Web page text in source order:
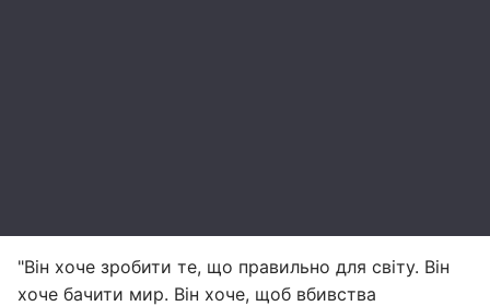
"Він хоче зробити те, що правильно для світу. Він
хоче бачити мир. Він хоче, щоб вбивства